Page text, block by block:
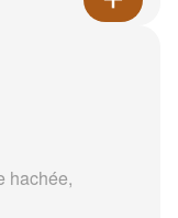
hachée,